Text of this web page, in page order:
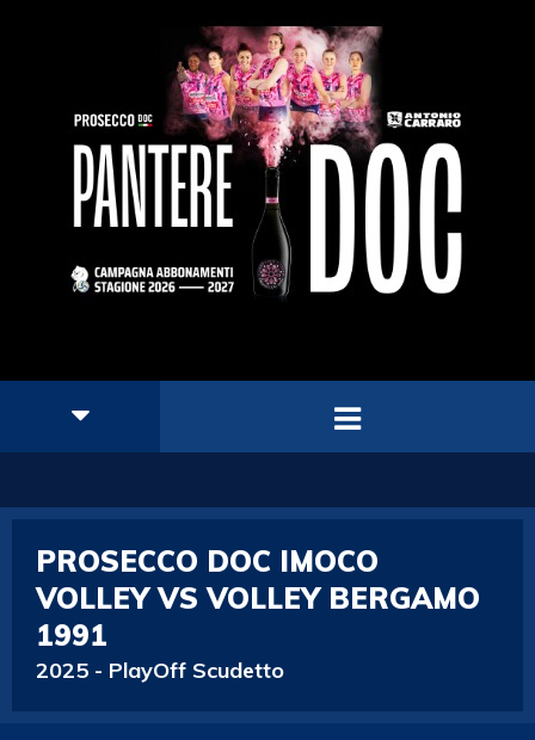
PROSECCO DOC IMOCO
VOLLEY VS VOLLEY BERGAMO
1991
2025 - PlayOff Scudetto